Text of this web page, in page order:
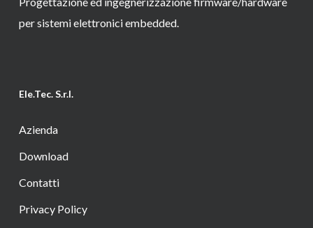
per sistemi elettronici embedded.
Ele.Tec. S.r.l.
Azienda
Download
Contatti
Privacy Policy